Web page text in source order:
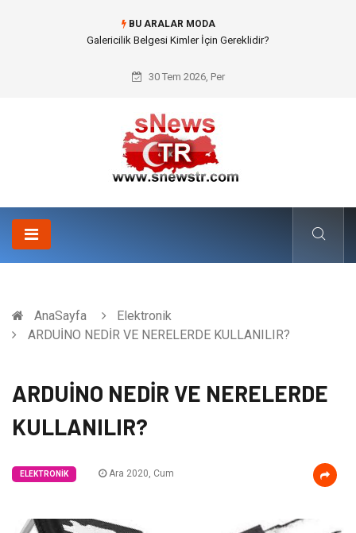
BU ARALAR MODA
Doküman Yönetimi ile Kurumsal Hafızanın Dijitalleşmesi
30 Tem 2026, Per
AnaSayfa
Elektronik
ARDUİNO NEDİR VE NERELERDE KULLANILIR?
ARDUİNO NEDİR VE NERELERDE
KULLANILIR?
ELEKTRONIK Ara 2020, Cum